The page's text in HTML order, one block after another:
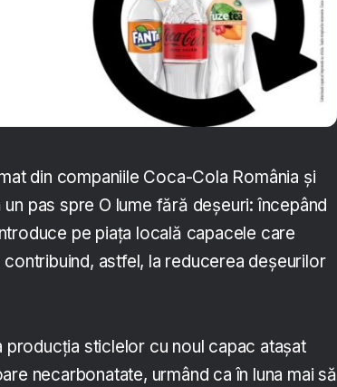
din companiile Coca-Cola România și
pas spre O lume fără deșeuri: începând
pe piața locală capacele care
astfel, la reducerea deșeurilor
producția sticlelor cu noul capac atașat
necarbonatate, urmând ca în luna mai să